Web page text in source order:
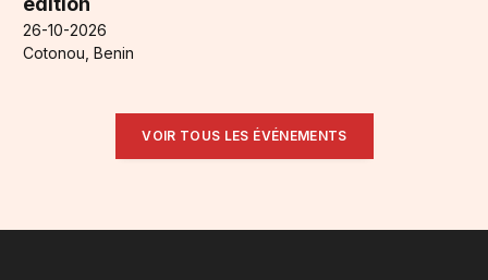
26-10-2026
Cotonou, Benin
VOIR TOUS LES ÉVÉNEMENTS